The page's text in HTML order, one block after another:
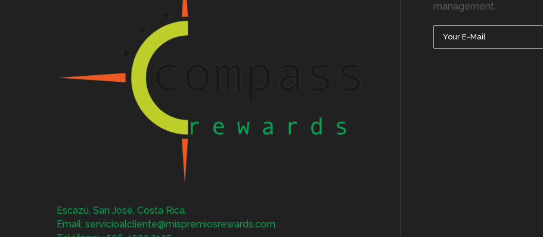
Escazú. San José, Costa Rica.
Email: servicioalcliente@mispremiosrewards.com
management.